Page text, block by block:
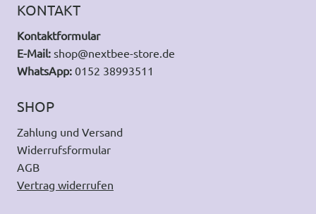
KONTAKT
Kontaktformular
E-Mail: shop@nextbee-store.de
WhatsApp: 0152 38993511
SHOP
Zahlung und Versand
Widerrufsformular
AGB
Vertrag widerrufen